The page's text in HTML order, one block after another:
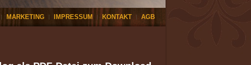
MARKETING IMPRESSUM KONTAKT AGB